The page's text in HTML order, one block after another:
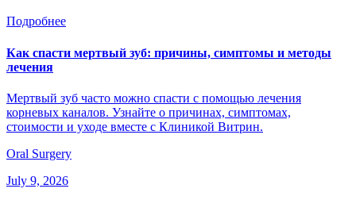
Подробнее
Как спасти мертвый зуб: причины, симптомы и методы
лечения
Мертвый зуб часто можно спасти с помощью лечения
корневых каналов. Узнайте о причинах, симптомах,
стоимости и уходе вместе с Клиникой Витрин.
Oral Surgery
July 9, 2026